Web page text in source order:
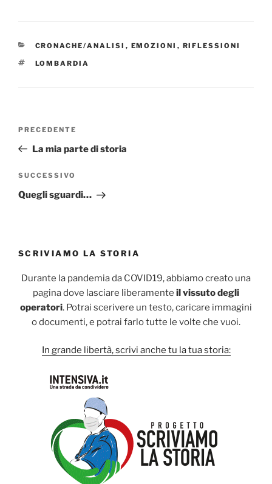
CATEGORIE
CRONACHE/ANALISI , EMOZIONI , RIFLESSIONI
TAG
LOMBARDIA
Articolo
precedente:
PRECEDENTE
La mia parte di storia
Articolo
successivo
SUCCESSIVO
Quegli sguardi…
SCRIVIAMO LA STORIA
Durante la pandemia da COVID19, abbiamo creato una
pagina dove lasciare liberamente il vissuto degli
operatori. Potrai scerivere un testo, caricare immagini
o documenti, e potrai farlo tutte le volte che vuoi.
In grande libertà, scrivi anche tu la tua storia: